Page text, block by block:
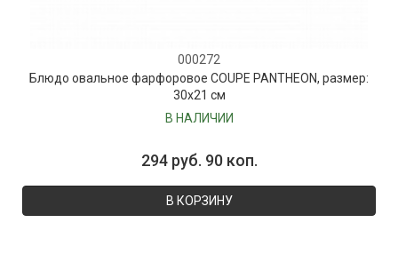
000272
Блюдо овальное фарфоровое COUPE PANTHEON, размер:
30х21 см
В НАЛИЧИИ
294 руб. 90 коп.
В КОРЗИНУ